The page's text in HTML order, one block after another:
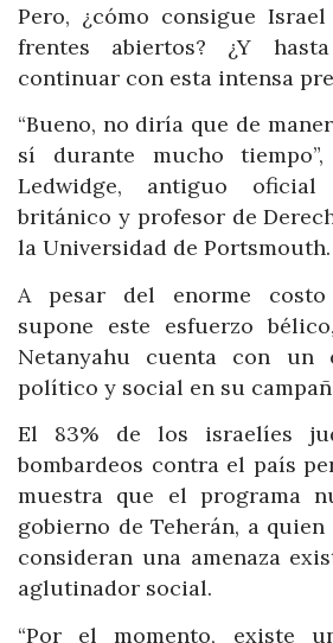
Pero, ¿cómo consigue
frentes abiertos? ¿Y
continuar con esta intensa
“Bueno, no diría que de
sí durante mucho
Ledwidge, antiguo
británico y profesor de
la Universidad de Portsmouth.
A pesar del enorme costo
supone este esfuerzo
Netanyahu cuenta con un
político y social en su
El 83% de los israelíes
bombardeos contra el país
muestra que el programa
gobierno de Teherán, a
consideran una amenaza
aglutinador social.
“Por el momento, existe